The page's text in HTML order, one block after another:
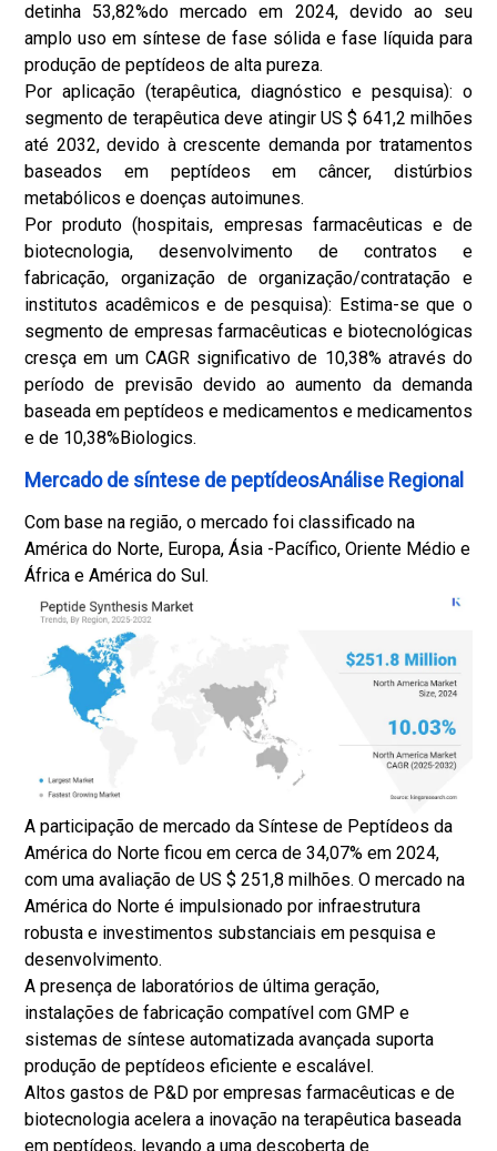
detinha 53,82%do mercado em 2024, devido ao seu
amplo uso em síntese de fase sólida e fase líquida para
produção de peptídeos de alta pureza.
Por aplicação (terapêutica, diagnóstico e pesquisa): o
segmento de terapêutica deve atingir US $ 641,2 milhões
até 2032, devido à crescente demanda por tratamentos
baseados em peptídeos em câncer, distúrbios
metabólicos e doenças autoimunes.
Por produto (hospitais, empresas farmacêuticas e de
biotecnologia, desenvolvimento de contratos e
fabricação, organização de organização/contratação e
institutos acadêmicos e de pesquisa): Estima-se que o
segmento de empresas farmacêuticas e biotecnológicas
cresça em um CAGR significativo de 10,38% através do
período de previsão devido ao aumento da demanda
baseada em peptídeos e medicamentos e medicamentos
e de 10,38%Biologics.
Mercado de síntese de peptídeosAnálise Regional
Com base na região, o mercado foi classificado na
América do Norte, Europa, Ásia -Pacífico, Oriente Médio e
África e América do Sul.
A participação de mercado da Síntese de Peptídeos da
América do Norte ficou em cerca de 34,07% em 2024,
com uma avaliação de US $ 251,8 milhões. O mercado na
América do Norte é impulsionado por infraestrutura
robusta e investimentos substanciais em pesquisa e
desenvolvimento.
A presença de laboratórios de última geração,
instalações de fabricação compatível com GMP e
sistemas de síntese automatizada avançada suporta
produção de peptídeos eficiente e escalável.
Altos gastos de P&D por empresas farmacêuticas e de
biotecnologia acelera a inovação na terapêutica baseada
em peptídeos, levando a uma descoberta de